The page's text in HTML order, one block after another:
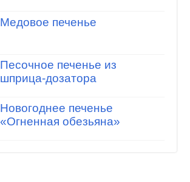
Медовое печенье
Песочное печенье из
шприца-дозатора
Новогоднее печенье
«Огненная обезьяна»